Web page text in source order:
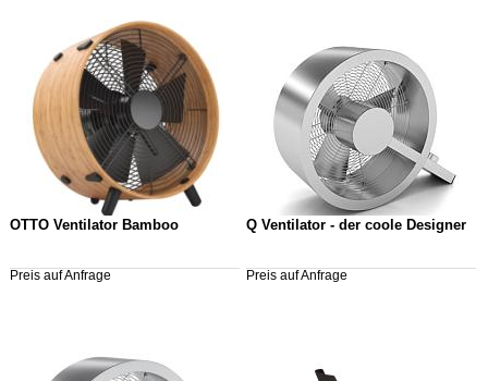
OTTO Ventilator Bamboo
Preis auf Anfrage
Q Ventilator - der coole Designer
Preis auf Anfrage